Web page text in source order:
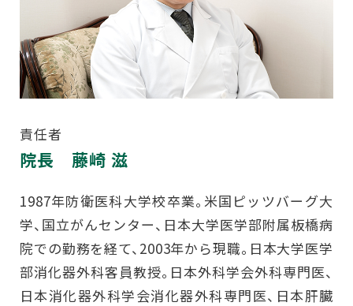
責任者
院長 藤崎 滋
1987年防衛医科大学校卒業。米国ピッツバーグ大
学、国立がんセンター、日本大学医学部附属板橋病
院での勤務を経て、2003年から現職。日本大学医学
部消化器外科客員教授。日本外科学会外科専門医、
日本消化器外科学会消化器外科専門医、日本肝臓